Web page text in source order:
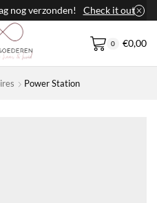
nog verzonden! Check it out
0 €0,00
Power Station